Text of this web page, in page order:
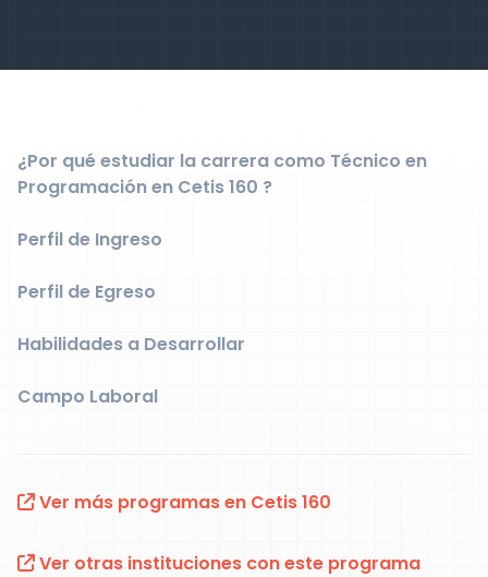
¿Por qué estudiar la carrera como Técnico en
Programación en Cetis 160 ?
Perfil de Ingreso
Perfil de Egreso
Habilidades a Desarrollar
Campo Laboral
Ver más programas en Cetis 160
Ver otras instituciones con este programa